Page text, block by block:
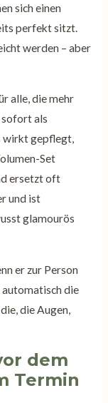
sich einen
perfekt sitzt.
werden – aber
alle, die mehr
sofort als
wirkt gepflegt,
Set
ersetzt oft
und ist
glamourös
er zur Person
die
die Augen,
dem
Termin